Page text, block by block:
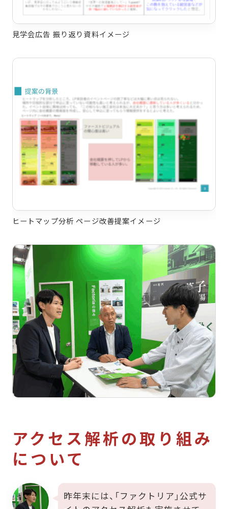
見学会広告 振り返り資料イメージ
ヒートマップ分析 ページ改善提案イメージ
アクセス解析の取り組み
について
昨年末には、「ファクトリア」公式サ